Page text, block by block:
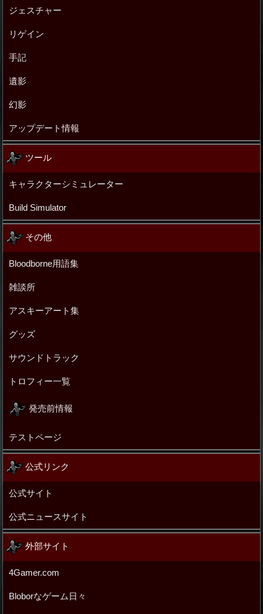
ジェスチャー
リゲイン
手記
遺影
幻影
アップデート情報
ツール
キャラクターシミュレーター
Build Simulator
その他
Bloodborne用語集
雑談所
アスキーアート集
グッズ
サウンドトラック
トロフィー一覧
発売前情報
テストページ
公式リンク
公式サイト
公式ニュースサイト
外部サイト
4Gamer.com
Bloborなゲーム日々